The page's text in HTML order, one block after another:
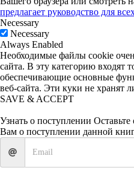
предлагает руководство для
Necessary
Necessary
Always Enabled
Необходимые файлы cookie
сайта. В эту категорию входят
обеспечивающие основные
веб-сайта. Эти куки не
SAVE & ACCEPT
Узнать о поступлении
Вам о поступлении данной